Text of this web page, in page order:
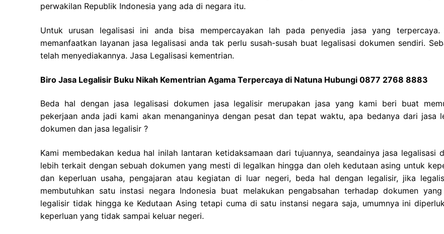
perwakilan Republik Indonesia yang ada di negara itu.
Untuk urusan legalisasi ini anda bisa mempercayakan lah pada penyedia jasa yang terpercaya.
memanfaatkan layanan jasa legalisasi anda tak perlu susah-susah buat legalisasi dokumen sendiri.
telah menyediakannya. Jasa Legalisasi kementrian.
Biro Jasa Legalisir Buku Nikah Kementrian Agama Terpercaya di Natuna Hubungi 0877 2768 8883
Beda hal dengan jasa legalisasi dokumen jasa legalisir merupakan jasa yang kami beri buat
pekerjaan anda jadi kami akan menanganinya dengan pesat dan tepat waktu, apa bedanya dari jasa
dokumen dan jasa legalisir ?
Kami membedakan kedua hal inilah lantaran ketidaksamaan dari tujuannya, seandainya jasa legalisasi
lebih terkait dengan sebuah dokumen yang mesti di legalkan hingga dan oleh kedutaan asing untuk
dan keperluan usaha, pengajaran atau kegiatan di luar negeri, beda hal dengan legalisir, jika
membutuhkan satu instasi negara Indonesia buat melakukan pengabsahan terhadap dokumen
legalisir tidak hingga ke Kedutaan Asing tetapi cuma di satu instansi negara saja, umumnya ini
keperluan yang tidak sampai keluar negeri.